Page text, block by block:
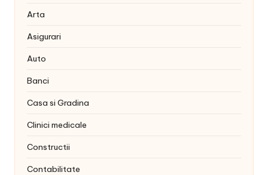
Arta
Asigurari
Auto
Banci
Casa si Gradina
Clinici medicale
Constructii
Contabilitate